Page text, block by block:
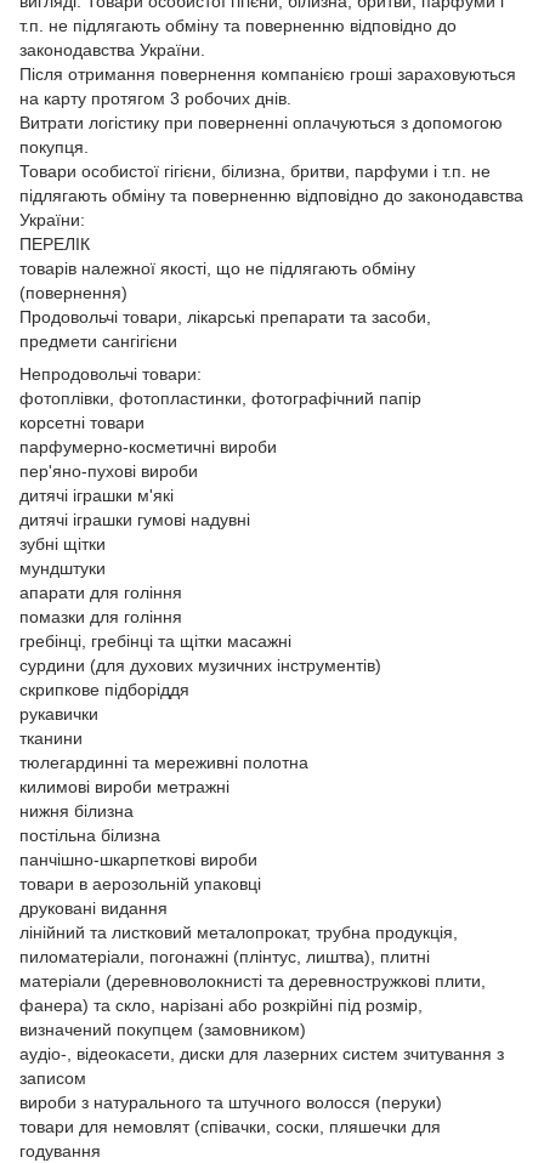
т.п. не підлягають обміну та поверненню відповідно до
законодавства України.
Після отримання повернення компанією гроші зараховуються
на карту протягом 3 робочих днів.
Витрати логістику при поверненні оплачуються з допомогою
покупця.
Товари особистої гігієни, білизна, бритви, парфуми і т.п. не
підлягають обміну та поверненню відповідно до законодавства
України:
ПЕРЕЛІК
товарів належної якості, що не підлягають обміну
(повернення)
Продовольчі товари, лікарські препарати та засоби,
предмети сангігієни
Непродовольчі товари:
фотоплівки, фотопластинки, фотографічний папір
корсетні товари
парфумерно-косметичні вироби
пер'яно-пухові вироби
дитячі іграшки м'які
дитячі іграшки гумові надувні
зубні щітки
мундштуки
апарати для гоління
помазки для гоління
гребінці, гребінці та щітки масажні
сурдини (для духових музичних інструментів)
скрипкове підборіддя
рукавички
тканини
тюлегардинні та мереживні полотна
килимові вироби метражні
нижня білизна
постільна білизна
панчішно-шкарпеткові вироби
товари в аерозольній упаковці
друковані видання
лінійний та листковий металопрокат, трубна продукція,
пиломатеріали, погонажні (плінтус, лиштва), плитні
матеріали (деревноволокнисті та деревностружкові плити,
фанера) та скло, нарізані або розкрійні під розмір,
визначений покупцем (замовником)
аудіо-, відеокасети, диски для лазерних систем зчитування з
записом
вироби з натурального та штучного волосся (перуки)
товари для немовлят (співачки, соски, пляшечки для
годування